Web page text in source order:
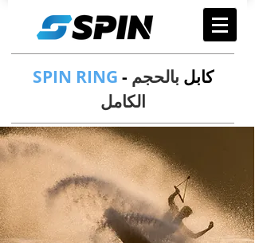
SPIN RING - كابل بالحجم
الكامل